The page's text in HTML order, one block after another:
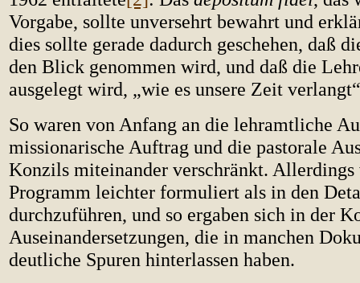
Vorgabe, sollte unversehrt bewahrt und
dies sollte gerade dadurch geschehen, daß
den Blick genommen wird, und daß die
ausgelegt wird, „wie es unsere Zeit
So waren von Anfang an die lehramtliche
missionarische Auftrag und die pastorale
Konzils miteinander verschränkt. Allerdings
Programm leichter formuliert als in den
durchzuführen, und so ergaben sich in der
Auseinandersetzungen, die in manchen
deutliche Spuren hinterlassen haben.